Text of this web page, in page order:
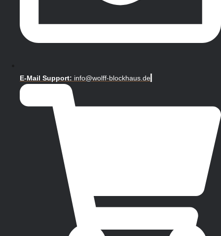
E-Mail Support: info@wolff-blockhaus.de